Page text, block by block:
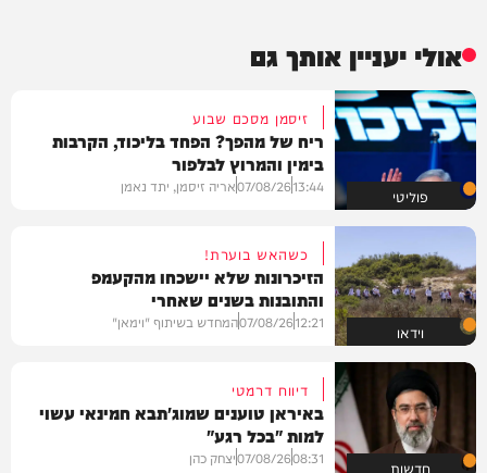
אולי יעניין אותך גם
פוליטי
זיסמן מסכם שבוע
ריח של מהפך? הפחד בליכוד, הקרבות
בימין והמרוץ לבלפור
13:44
07/08/26אריה זיסמן, יתד נאמן
וידאו
כשהאש בוערת!
הזיכרונות שלא יישכחו מהקעמפ
והתובנות בשנים שאחרי
12:21
07/08/26המחדש בשיתוף "וימאן"
חדשות
דיווח דרמטי
באיראן טוענים שמוג'תבא חמינאי עשוי
למות "בכל רגע"
08:31
07/08/26יצחק כהן